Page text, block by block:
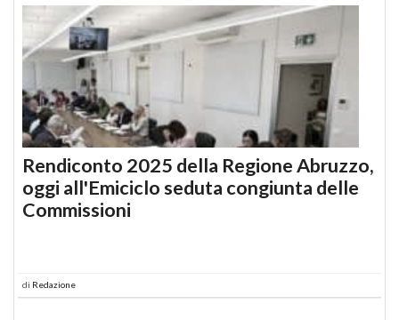
Rendiconto 2025 della Regione Abruzzo,
oggi all'Emiciclo seduta congiunta delle
Commissioni
di Redazione